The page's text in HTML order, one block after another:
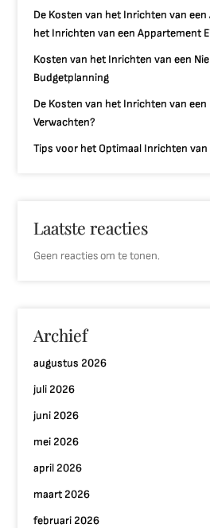
De Kosten van het Inrichten van
het Inrichten van een Appartement
Kosten van het Inrichten van een
Budgetplanning
De Kosten van het Inrichten van een
Verwachten?
Tips voor het Optimaal Inrichten van
Laatste reacties
Geen reacties om te tonen.
Archief
augustus 2026
juli 2026
juni 2026
mei 2026
april 2026
maart 2026
februari 2026